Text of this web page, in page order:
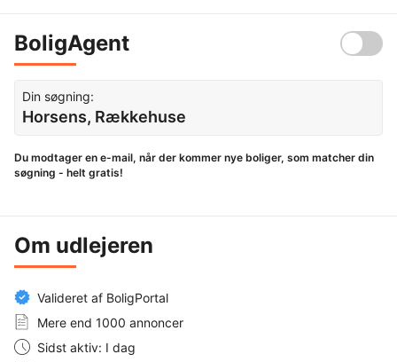
BoligAgent
Din søgning:
Horsens, Rækkehuse
Du modtager en e-mail, når der kommer nye boliger, som matcher din
søgning - helt gratis!
Om udlejeren
Valideret af BoligPortal
Mere end 1000 annoncer
Sidst aktiv: I dag